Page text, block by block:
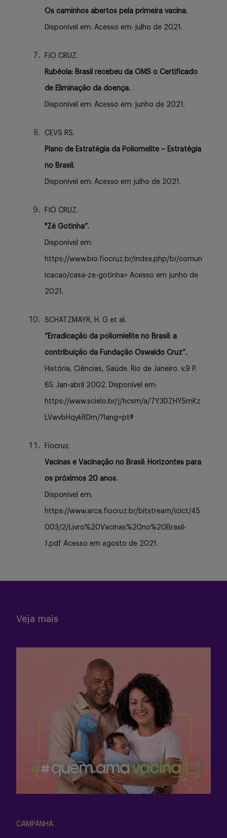
Os caminhos abertos pela primeira vacina.
Disponível em: Acesso em: julho de 2021.
FIO CRUZ.
Rubéola: Brasil recebeu da OMS o Certificado
de Eliminação da doença.
Disponível em: Acesso em: junho de 2021.
CEVS RS.
Plano de Estratégia da Poliomelite – Estratégia
no Brasil.
Disponível em: Acesso em julho de 2021.
FIO CRUZ.
"Zé Gotinha”.
Disponível em:
https://www.bio.fiocruz.br/index.php/br/comun
icacao/casa-ze-gotinha> Acesso em junho de
2021.
SCHATZMAYR, H. G et al.
“Erradicação da poliomielite no Brasil: a
contribuição da Fundação Oswaldo Cruz”.
História, Ciências, Saúde. Rio de Janeiro. v.9 P.
65. Jan-abril 2002. Disponível em:
https://www.scielo.br/j/hcsm/a/7Y3DZHY5mKz
LVwvbHqykRDm/?lang=pt#
Fiocruz.
Vacinas e Vacinação no Brasil: Horizontes para
os próximos 20 anos.
Disponível em:
https://www.arca.fiocruz.br/bitstream/icict/45
003/2/Livro%20Vacinas%20no%20Brasil-
1.pdf Acesso em agosto de 2021.
Veja mais
CAMPANHA